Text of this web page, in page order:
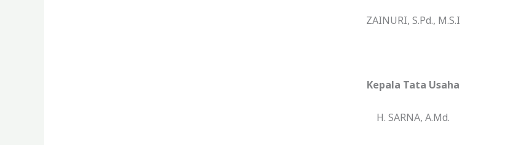
ZAINURI, S.Pd., M.S.I
Kepala Tata Usaha
H. SARNA, A.Md.